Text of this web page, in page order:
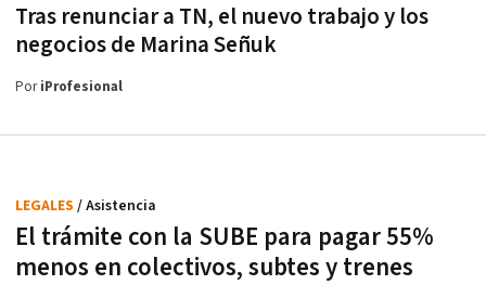
Tras renunciar a TN, el nuevo trabajo y los
negocios de Marina Señuk
PoriProfesional
El trámite con la SUBE para pagar 55%
menos en colectivos, subtes y trenes
LEGALES / Asistencia